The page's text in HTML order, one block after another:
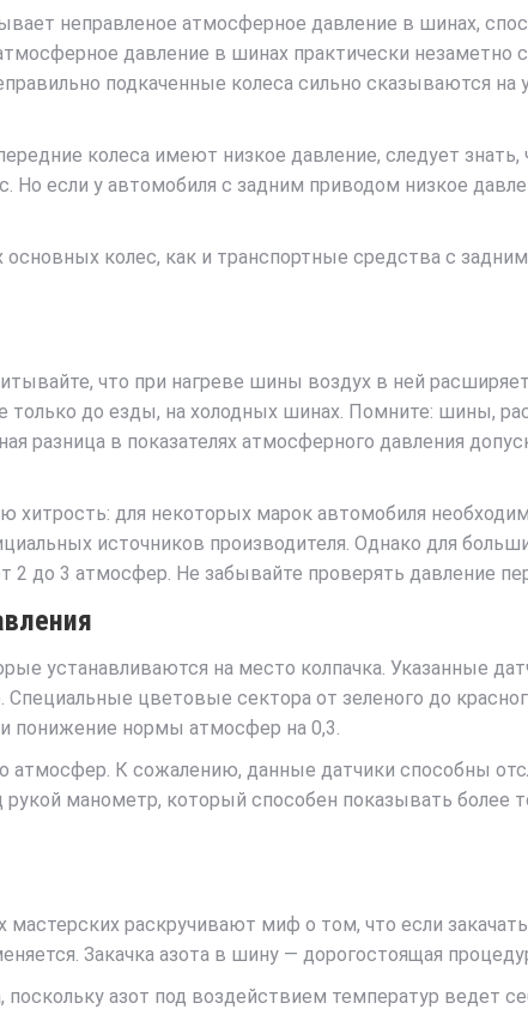
неправленое атмосферное давление в шинах,
давление в шинах практически незаметно
подкаченные колеса сильно сказываются на
колеса имеют низкое давление, следует
если у автомобиля с задним приводом низкое
колес, как и транспортные средства с
что при нагреве шины воздух в ней
только до езды, на холодных шинах. Помните: шины,
разница в показателях атмосферного давления
для некоторых марок автомобиля
источников производителя. Однако для
до 3 атмосфер. Не забывайте проверять давление
устанавливаются на место колпачка. Указанные
цветовые сектора от зеленого до
понижение нормы атмосфер на 0,3.
атмосфер. К сожалению, данные датчики способны
манометр, который способен показывать более
раскручивают миф о том, что если
Закачка азота в шину — дорогостоящая
азот под воздействием температур ведет